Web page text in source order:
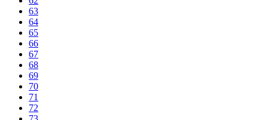
63
64
65
66
67
68
69
70
71
72